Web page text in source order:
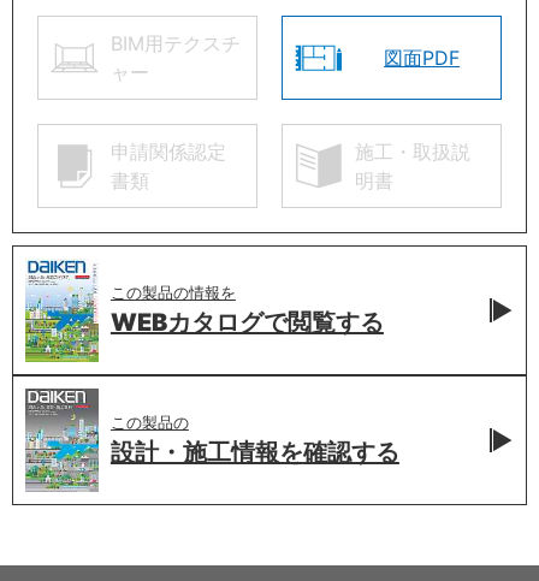
BIM用テクスチ
ャー
図面PDF
申請関係認定
書類
施工・取扱説
明書
この製品の情報を
WEBカタログで閲覧する
この製品の
設計・施工情報を確認する